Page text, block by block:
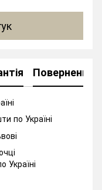
Повернення
по Україні
Україні